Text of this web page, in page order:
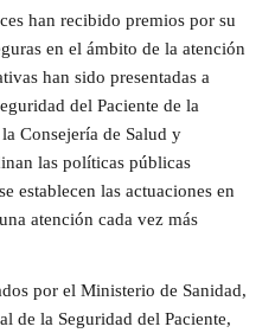
han recibido premios por su
en el ámbito de la atención
han sido presentadas a
del Paciente de la
Consejería de Salud y
las políticas públicas
establecen las actuaciones en
atención cada vez más
por el Ministerio de Sanidad,
de la Seguridad del Paciente,